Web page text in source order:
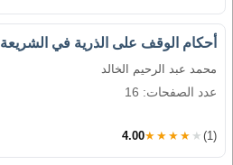
أحكام الوقف على الذرية في الشريعة
محمد عبد الرحيم الخالد
عدد الصفحات: 16
4.00★★★★★ (1)